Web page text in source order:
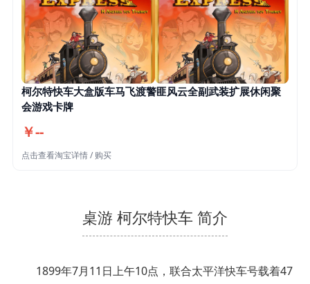
柯尔特快车大盒版车马飞渡警匪风云全副武装扩展休闲聚
会游戏卡牌
￥--
点击查看淘宝详情 / 购买
桌游 柯尔特快车 简介
1899年7月11日上午10点，联合太平洋快车号载着47